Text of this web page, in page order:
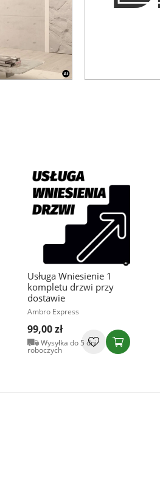
Usługa Wniesienie 1
kompletu drzwi przy
dostawie
Ambro Express
99,00 zł
Wysyłka do 5 dni
roboczych